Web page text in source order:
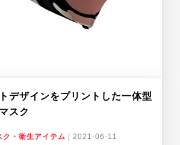
デザインをプリントした一体型
スク
ク・衛生アイテム 2021-06-11